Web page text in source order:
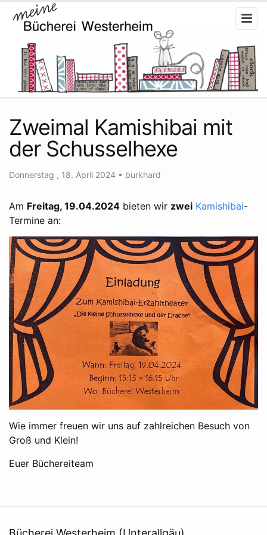
Zweimal Kamishibai mit
der Schusselhexe
Donnerstag , 18. April 2024 • burkhard
Am Freitag, 19.04.2024 bieten wir zwei Kamishibai-
Termine an:
Wie immer freuen wir uns auf zahlreichen Besuch von
Groß und Klein!
Euer Büchereiteam